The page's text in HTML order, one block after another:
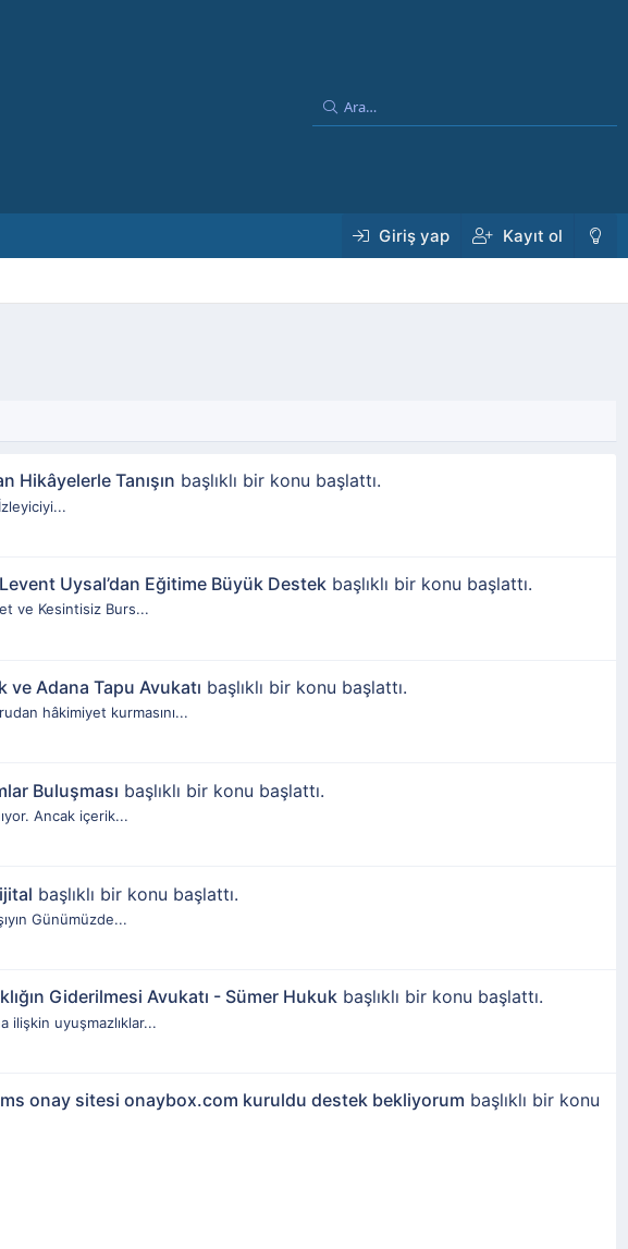
Giriş yap Kayıt ol
Hikâyelerle Tanışın başlıklı bir konu başlattı.
Uysal’dan Eğitime Büyük Destek başlıklı bir konu başlattı.
ve Kesintisiz Burs...
Adana Tapu Avukatı başlıklı bir konu başlattı.
hâkimiyet kurmasını...
Buluşması başlıklı bir konu başlattı.
Ancak içerik...
başlıklı bir konu başlattı.
Günümüzde...
Giderilmesi Avukatı - Sümer Hukuk başlıklı bir konu başlattı.
ilişkin uyuşmazlıklar...
onay sitesi onaybox.com kuruldu destek bekliyorum başlıklı bir konu